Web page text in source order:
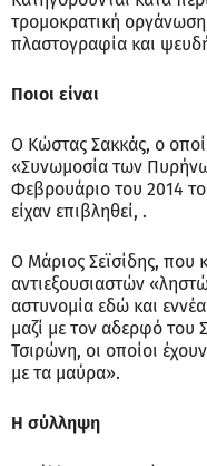
τρομοκρατική
πλαστογραφία και
Ποιοι είναι
Ο Κώστας Σακκάς, ο
«Συνωμοσία των
Φεβρουάριο του 2014
είχαν επιβληθεί, .
Ο Μάριος Σεϊσίδης, που
αντιεξουσιαστών
αστυνομία εδώ και
μαζί με τον αδερφό του
Τσιρώνη, οι οποίοι
με τα μαύρα».
Η σύλληψη